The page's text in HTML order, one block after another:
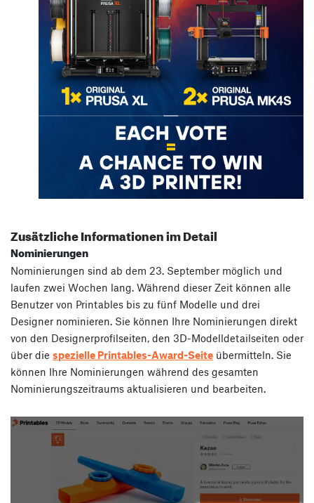
Zusätzliche Informationen im Detail
Nominierungen
Nominierungen sind ab dem 23. September möglich und
laufen zwei Wochen lang. Während dieser Zeit können alle
Benutzer von Printables bis zu fünf Modelle und drei
Designer nominieren. Sie können Ihre Nominierungen direkt
von den Designerprofilseiten, den 3D-Modelldetailseiten oder
über die spezielle Printables-Award-Seite übermitteln. Sie
können Ihre Nominierungen während des gesamten
Nominierungszeitraums aktualisieren und bearbeiten.